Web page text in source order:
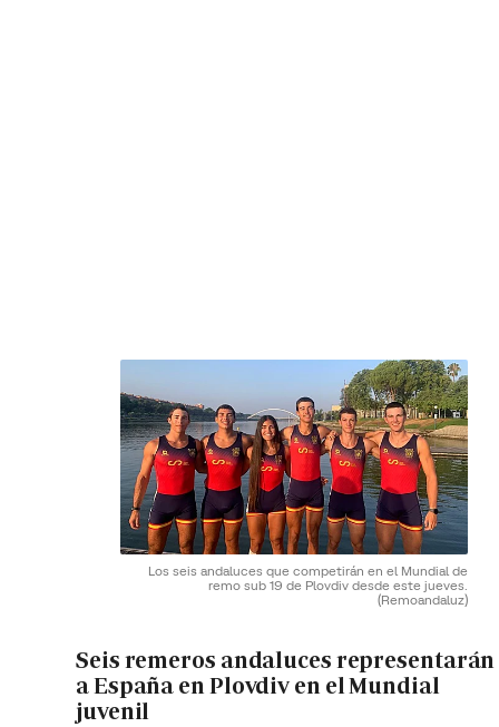
Los seis andaluces que competirán en el Mundial de
remo sub 19 de Plovdiv desde este jueves.
(Remoandaluz)
Seis remeros andaluces representarán
a España en Plovdiv en el Mundial
juvenil